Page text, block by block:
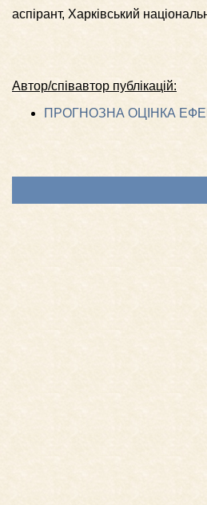
аспірант, Харківський
Автор/співавтор публікацій:
ПРОГНОЗНА ОЦІНКА